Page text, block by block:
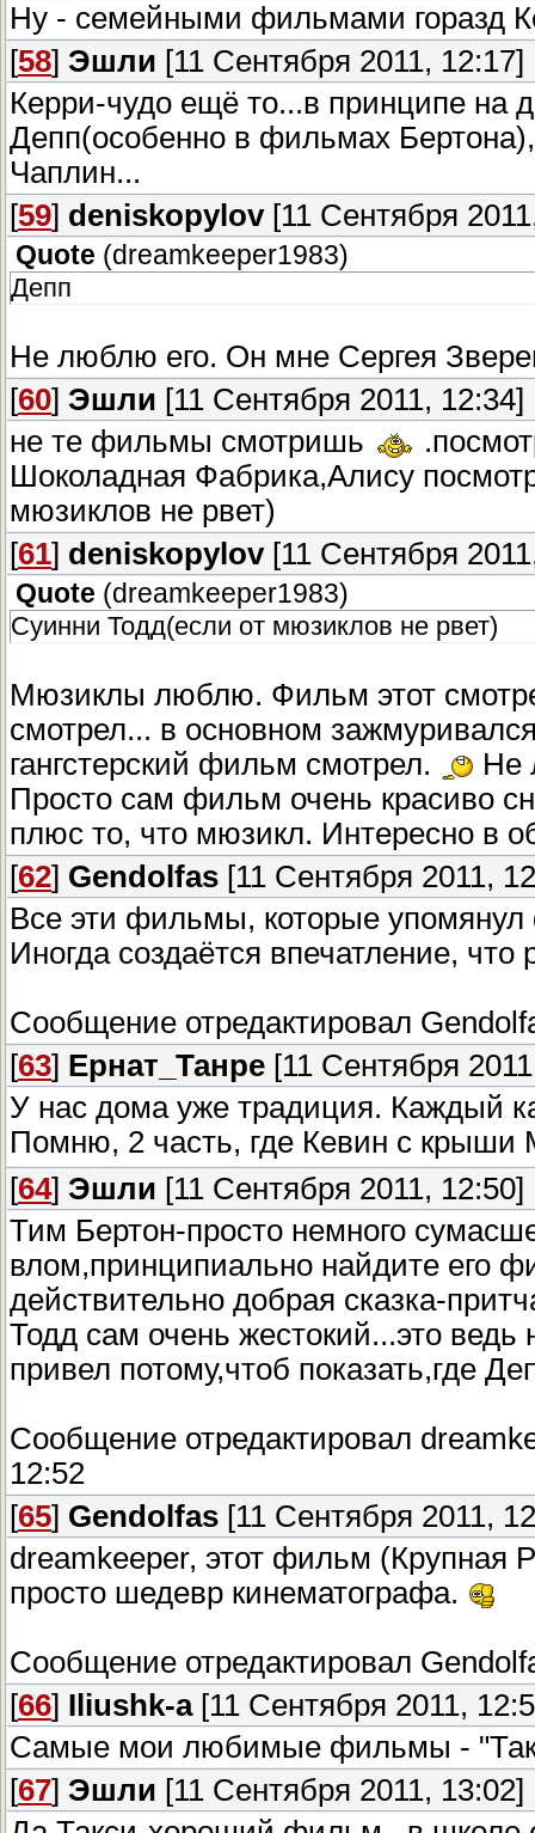
Ну - семейными фильмами горазд
[58] Эшли [11 Сентября 2011, 12:17]
Керри-чудо ещё то...в принципе на
Депп(особенно в фильмах
Чаплин...
[59] deniskopylov[11 Сентября
Quote (dreamkeeper1983)
Депп
Не люблю его. Он мне Сергея
[60] Эшли [11 Сентября 2011, 12:34]
не те фильмы смотришь
Шоколадная Фабрика,Алису
мюзиклов не рвет)
[61] deniskopylov[11 Сентября
Quote (dreamkeeper1983)
Суинни Тодд(если от мюзиклов не рвет)
Мюзиклы люблю. Фильм этот
смотрел... в основном
гангстерский фильм смотрел.
Не
Просто сам фильм очень красиво
плюс то, что мюзикл. Интересно в
[62] Gendolfas [11 Сентября 2011,
Все эти фильмы, которые упомянул
Иногда создаётся впечатление,
Сообщение отредактировал
[63] Ернат_Танре [11 Сентября
У нас дома уже традиция. Каждый
Помню, 2 часть, где Кевин с
[64] Эшли [11 Сентября 2011, 12:50]
Тим Бертон-просто немного
влом,принципиально найдите его
действительно добрая сказка-
Тодд сам очень жестокий...это ведь
привел потому,чтоб показать,где
Сообщение отредактировал
12:52
[65] Gendolfas [11 Сентября 2011,
dreamkeeper, этот фильм (Крупная
просто шедевр кинематографа.
Сообщение отредактировал
[66] Iliushk-a[11 Сентября 2011,
Самые мои любимые фильмы -
[67] Эшли [11 Сентября 2011, 13:02]